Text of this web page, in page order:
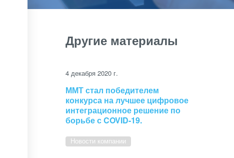
Другие материалы
4 декабря 2020 г.
ММТ стал победителем
конкурса на лучшее цифровое
интеграционное решение по
борьбе с COVID-19.
Новости компании